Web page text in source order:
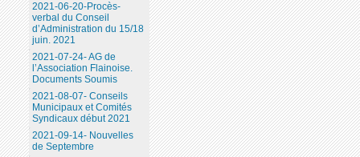
2021-06-20-Procès-
verbal du Conseil
d’Administration du 15/18
juin. 2021
2021-07-24- AG de
l’Association Flainoise.
Documents Soumis
2021-08-07- Conseils
Municipaux et Comités
Syndicaux début 2021
2021-09-14- Nouvelles
de Septembre